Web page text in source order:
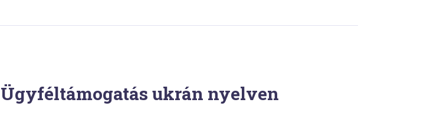
Ügyféltámogatás ukrán nyelven